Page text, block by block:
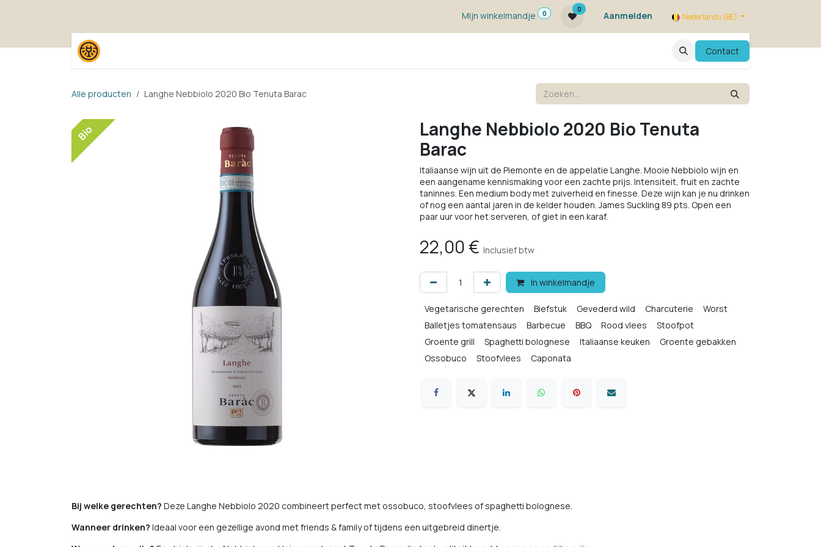
Mijn winkelmandje
0
0
Aanmelden Nederlands (BE)
EvenementenContact
Alle producten Langhe Nebbiolo 2020 Bio Tenuta Barac
Bio
Langhe Nebbiolo 2020 Bio Tenuta
Barac
Italiaanse wijn uit de Piemonte en de appelatie Langhe. Mooie Nebbiolo wijn en
een aangename kennismaking voor een zachte prijs. Intensiteit, fruit en zachte
taninnes. Een medium body met zuiverheid en finesse. Deze wijn kan je nu drinken
of nog een aantal jaren in de kelder houden. James Suckling 89 pts. Open een
paar uur voor het serveren, of giet in een karaf.
22,00 € Inclusief btw
In winkelmandje
Vegetarische gerechten Biefstuk Gevederd wild Charcuterie
Worst
Balletjes tomatensaus
Barbecue BBQ Rood vlees
Stoofpot
Groente grill
Spaghetti bolognese Italiaanse keuken
Groente gebakken
Ossobuco
Stoofvlees Caponata
Bij welke gerechten? Deze Langhe Nebbiolo 2020 combineert perfect met ossobuco, stoofvlees of spaghetti bolognese.
Wanneer drinken? Ideaal voor een gezellige avond met friends & family of tijdens een uitgebreid dinertje.